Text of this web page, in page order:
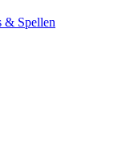
& Spellen